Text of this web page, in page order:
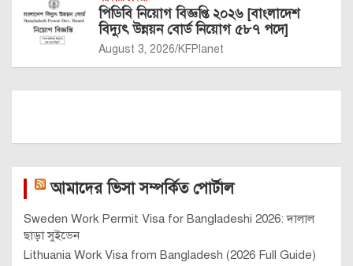
পিডিবি নিয়োগ বিজ্ঞপ্তি ২০২৬ [বাংলাদেশ
বিদ্যুৎ উন্নয়ন বোর্ড নিয়োগ ৫৮৭ পদে]
August 3, 2026 KFPlanet
আমাদের ভিসা সম্পর্কিত পোর্টাল
Sweden Work Permit Visa for Bangladeshi 2026: দালাল
ছাড়া সুইডেন
Lithuania Work Visa from Bangladesh (2026 Full Guide)